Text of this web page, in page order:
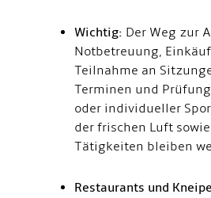
Wichtig: Der Weg zur
Notbetreuung,
Teilnahme an
Terminen und
oder individueller
der frischen Luft
Tätigkeiten bleiben
Restaurants und